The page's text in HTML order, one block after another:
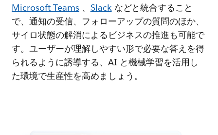
Microsoft Teams、 Slackなどと統合すること
で、通知の受信、フォローアップの質問のほか、
サイロ状態の解消によるビジネスの推進も可能で
す。ユーザーが理解しやすい形で必要な答えを得
られるように誘導する、AI と機械学習を活用し
た環境で生産性を高めましょう。